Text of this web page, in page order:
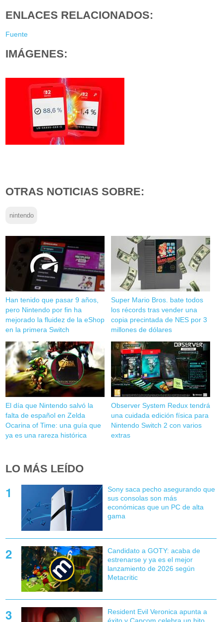
ENLACES RELACIONADOS:
Fuente
IMÁGENES:
OTRAS NOTICIAS SOBRE:
nintendo
Han tenido que pasar 9 años,
pero Nintendo por fin ha
mejorado la fluidez de la eShop
en la primera Switch
Super Mario Bros. bate todos
los récords tras vender una
copia precintada de NES por 3
millones de dólares
El día que Nintendo salvó la
falta de español en Zelda
Ocarina of Time: una guía que
ya es una rareza histórica
Observer System Redux tendrá
una cuidada edición física para
Nintendo Switch 2 con varios
extras
LO MÁS LEÍDO
Sony saca pecho asegurando que
sus consolas son más
económicas que un PC de alta
gama
Candidato a GOTY: acaba de
estrenarse y ya es el mejor
lanzamiento de 2026 según
Metacritic
Resident Evil Veronica apunta a
éxito y Capcom celebra un hito